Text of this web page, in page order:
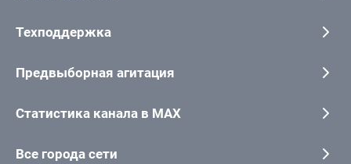
Техподдержка
Предвыборная агитация
Статистика канала в MAX
Все города сети